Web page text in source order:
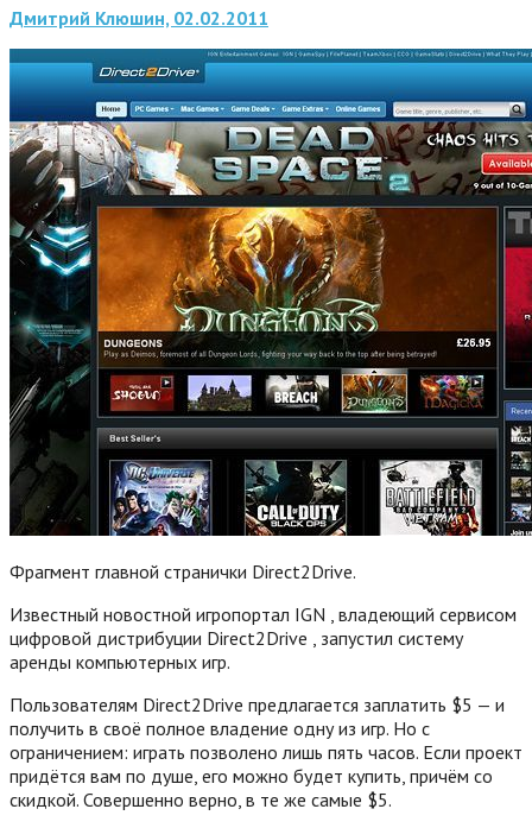
Дмитрий Клюшин, 02.02.2011
Фрагмент главной странички Direct2Drive.
Известный новостной игропортал IGN , владеющий сервисом
цифровой дистрибуции Direct2Drive , запустил систему
аренды компьютерных игр.
Пользователям Direct2Drive предлагается заплатить $5 — и
получить в своё полное владение одну из игр. Но с
ограничением: играть позволено лишь пять часов. Если проект
придётся вам по душе, его можно будет купить, причём со
скидкой. Совершенно верно, в те же самые $5.